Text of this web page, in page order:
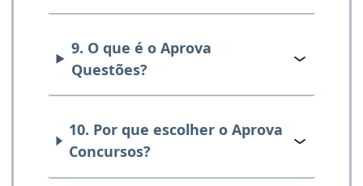
9. O que é o Aprova
Questões?
10. Por que escolher o Aprova
Concursos?